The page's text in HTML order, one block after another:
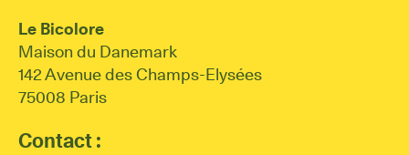
Le Bicolore
Maison du Danemark
142 Avenue des Champs-Elysées
75008 Paris
Contact :